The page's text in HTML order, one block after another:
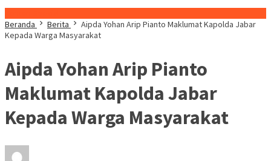
Beranda
Berita
Aipda Yohan Arip Pianto Maklumat Kapolda Jabar
Kepada Warga Masyarakat
Aipda Yohan Arip Pianto
Maklumat Kapolda Jabar
Kepada Warga Masyarakat